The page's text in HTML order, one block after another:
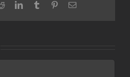
RedditLinkedInTumblr PinterestEmail